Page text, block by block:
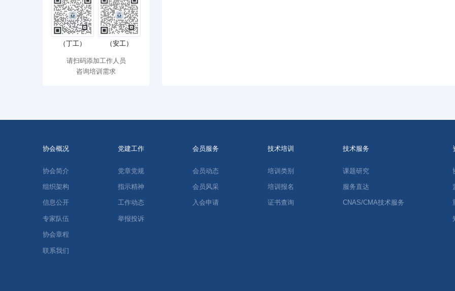
（丁工） （安工）
请扫码添加工作人员
咨询培训需求
协会概况
协会简介
组织架构
信息公开
专家队伍
协会章程
联系我们
党建工作
党章党规
指示精神
工作动态
举报投诉
会员服务
会员动态
会员风采
入会申请
技术培训
培训类别
培训报名
证书查询
技术服务
课题研究
服务直达
CNAS/CMA技术服务